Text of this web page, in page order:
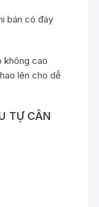
bán có đáy
không cao
lên cho dễ
TỰ CÂN